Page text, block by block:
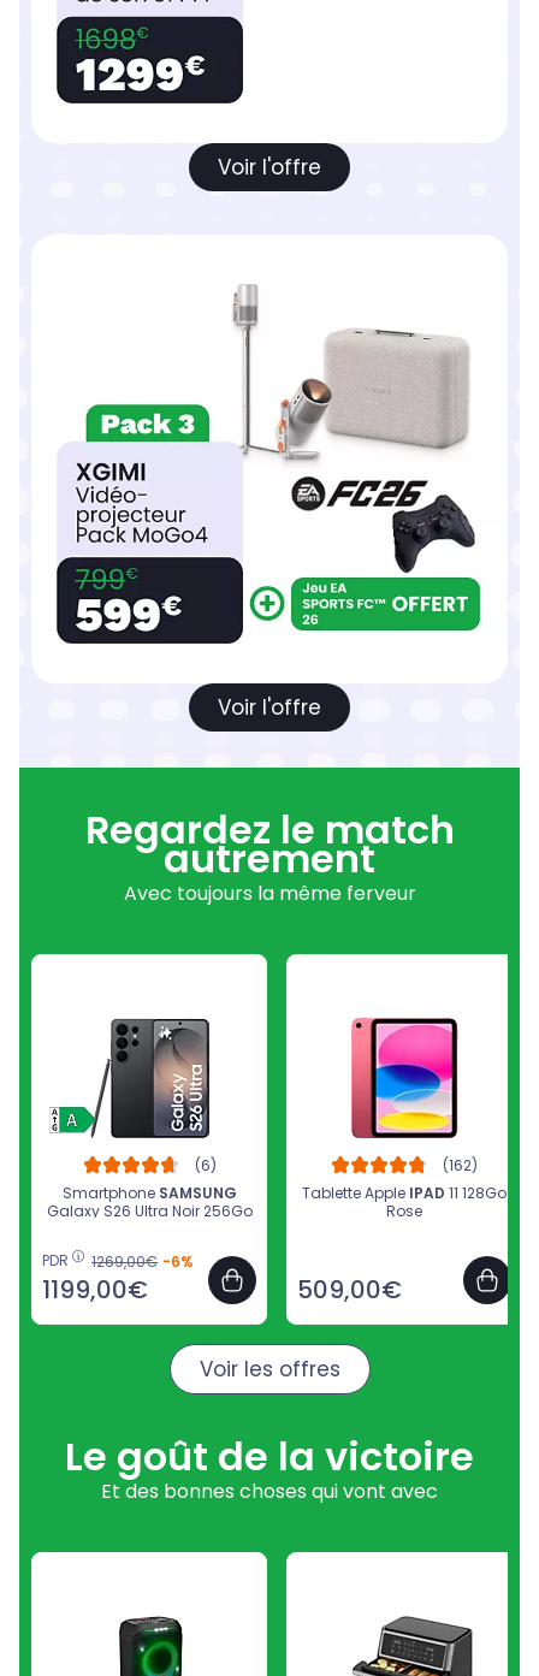
Voir l'offre
Voir l'offre
Regardez le match
autrement
Avec toujours la même ferveur
Smartphone SAMSUNG
Galaxy S26 Ultra Noir 256Go
PDR 1269,00€ -6%
1199,00€
Tablette Apple IPAD
Rose
509,00€
Voir les offres
Le goût de la victoire
Et des bonnes choses qui vont avec